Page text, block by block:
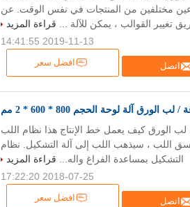
اتصل افضل سعر
مختلفين من المنتجات في نفس الوقت. عن
تغيير القوالب ، يمكن للآلة ... قراءة المزيد
2019-11-13 14:41:55
آلة لوحة الحجم 800 * 600 * 2 مم
اتصل افضل سعر
الورق كيف يعمل خط الإنتاج هذا نظام اللب
اللب ، سيذهب اللب إلى آلة التشكيل. نظام
التشكيل بمساعدة الفراغ واله... قراءة المزيد
2018-07-25 17:22:20